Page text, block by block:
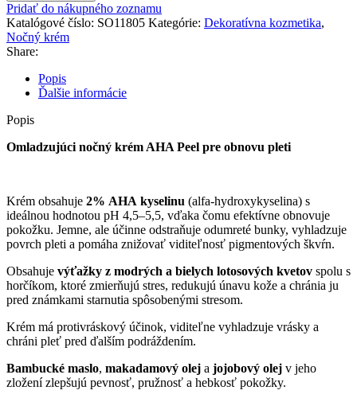
Pridať do nákupného zoznamu
Katalógové číslo: SO11805 Kategórie: Dekoratívna kozmetika,
Nočný krém
Share:
Popis
Ďalšie informácie
Popis
Omladzujúci nočný krém AHA Peel pre obnovu pleti
Krém obsahuje 2% AHA kyselinu (alfa-hydroxykyselina) s
ideálnou hodnotou pH 4,5–5,5, vďaka čomu efektívne obnovuje
pokožku. Jemne, ale účinne odstraňuje odumreté bunky, vyhladzuje
povrch pleti a pomáha znižovať viditeľnosť pigmentových škvŕn.
Obsahuje výťažky z modrých a bielych lotosových kvetov spolu s
horčíkom, ktoré zmierňujú stres, redukujú únavu kože a chránia ju
pred známkami starnutia spôsobenými stresom.
Krém má protivráskový účinok, viditeľne vyhladzuje vrásky a
chráni pleť pred ďalším podráždením.
Bambucké maslo, makadamový olej a jojobový olej v jeho
zložení zlepšujú pevnosť, pružnosť a hebkosť pokožky.